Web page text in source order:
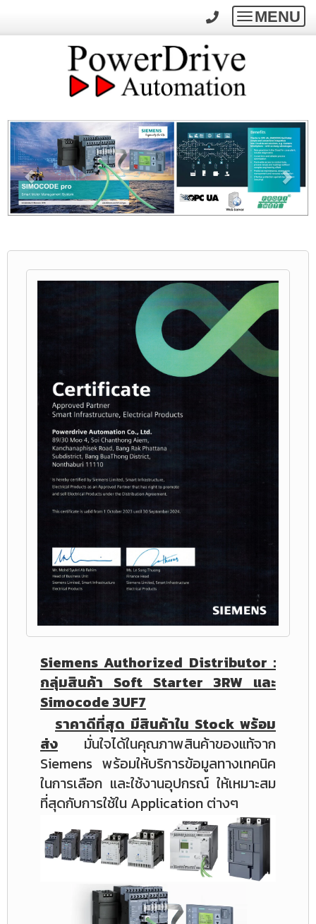
Toggle
MENU
Siemens Authorized Distributor :
กลุ่มสินค้า Soft Starter 3RW และ
Simocode 3UF7
ราคาดีที่สุด มีสินค้าใน Stock พร้อม
ส่ง มั่นใจได้ในคุณภาพสินค้าของแท้จาก
Siemens พร้อมให้บริการข้อมูลทางเทคนิค
ในการเลือก และใช้งานอุปกรณ์ ให้เหมาะสม
ที่สุดกับการใช้ใน Application ต่างๆ